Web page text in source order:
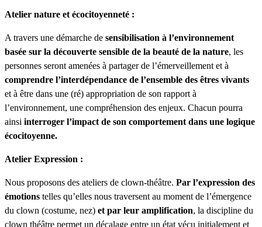
Atelier nature et écocitoyenneté :
A travers une démarche de sensibilisation à l’environnement
basée sur la découverte sensible de la beauté de la nature, les
personnes seront amenées à partager de l’émerveillement et à
comprendre l’interdépendance de l’ensemble des êtres vivants
et à être dans une (ré) appropriation de son rapport à
l’environnement, une compréhension des enjeux. Chacun pourra
ainsi interroger l’impact de son comportement dans une logique
écocitoyenne.
Atelier Expression :
Nous proposons des ateliers de clown-théâtre. Par l’expression des
émotions telles qu’elles nous traversent au moment de l’émergence
du clown (costume, nez) et par leur amplification, la discipline du
clown théâtre permet un décalage entre un état vécu initialement et